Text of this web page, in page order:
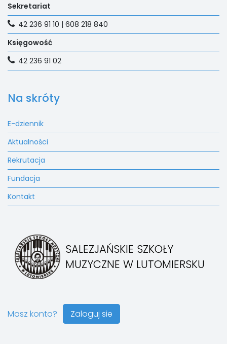
SALEZJAŃSKIE SZKOŁY
MUZYCZNE W LUTOMIERSKU
Masz konto? Zaloguj sie
Na skróty
E-dziennik
Aktualności
Rekrutacja
Fundacja
Kontakt
Sekretariat
42 236 91 10 | 608 218 840
Księgowość
42 236 91 02